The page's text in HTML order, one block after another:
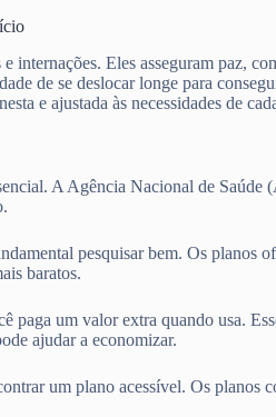
internações. Eles asseguram paz,
de se deslocar longe para
e ajustada às necessidades de
A Agência Nacional de
pesquisar bem. Os
baratos.
paga um valor extra quando usa.
ajudar a economizar.
um plano acessível. Os